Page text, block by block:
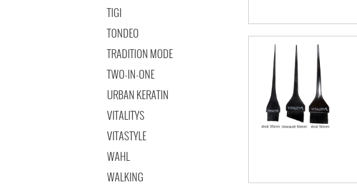
TIGI
TONDEO
TRADITION MODE
TWO-IN-ONE
URBAN KERATIN
VITALITYS
VITASTYLE
WAHL
WALKING